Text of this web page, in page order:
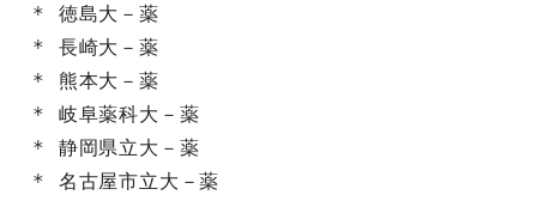
* 徳島大－薬
* 長崎大－薬
* 熊本大－薬
* 岐阜薬科大－薬
* 静岡県立大－薬
* 名古屋市立大－薬